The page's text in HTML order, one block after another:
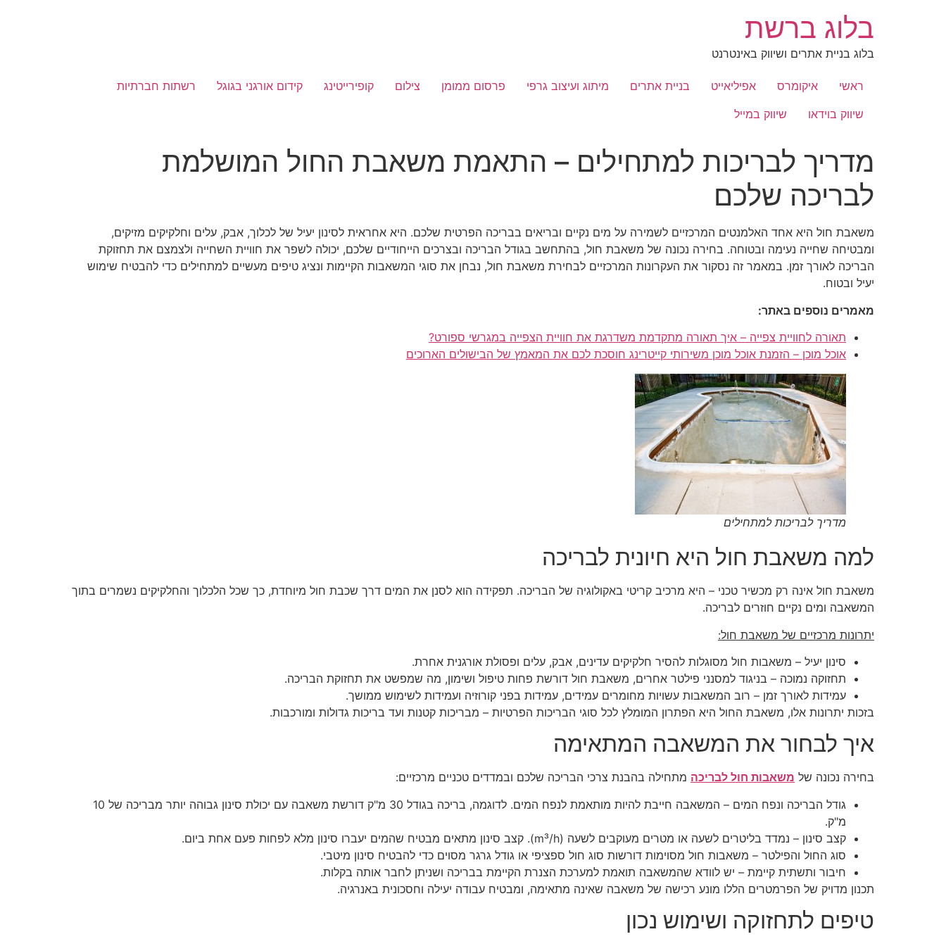
בלוג ברשת
בלוג בניית אתרים ושיווק באינטרנט
ראשי איקומרס אפיליאייט בניית אתרים מיתוג ועיצוב גרפי פרסום ממומן צילום קופירייטינג קידום אורגני בגוגל
רשתות חברתיות
שיווק בוידאו
שיווק במייל
מדריך לבריכות למתחילים – התאמת משאבת החול המושלמת
לבריכה שלכם
משאבת חול היא אחד האלמנטים המרכזיים לשמירה על מים נקיים ובריאים בבריכה הפרטית שלכם. היא אחראית לסינון יעיל של לכלוך, אבק, עלים וחלקיקים מזיקים,
ומבטיחה שחייה נעימה ובטוחה. בחירה נכונה של משאבת חול, בהתחשב בגודל הבריכה ובצרכים הייחודיים שלכם, יכולה לשפר את חוויית השחייה ולצמצם את תחזוקת
הבריכה לאורך זמן. במאמר זה נסקור את העקרונות המרכזיים לבחירת משאבת חול, נבחן את סוגי המשאבות הקיימות ונציג טיפים מעשיים למתחילים כדי להבטיח שימוש
יעיל ובטוח.
מאמרים נוספים באתר:
תאורה לחוויית צפייה – איך תאורה מתקדמת משדרגת את חוויית הצפייה במגרשי ספורט?
אוכל מוכן – הזמנת אוכל מוכן משירותי קייטרינג חוסכת לכם את המאמץ של הבישולים הארוכים
מדריך לבריכות למתחילים
למה משאבת חול היא חיונית לבריכה
משאבת חול אינה רק מכשיר טכני – היא מרכיב קריטי באקולוגיה של הבריכה. תפקידה הוא לסנן את המים דרך שכבת חול מיוחדת, כך שכל הלכלוך והחלקיקים נשמרים בתוך
המשאבה ומים נקיים חוזרים לבריכה.
יתרונות מרכזיים של משאבת חול:
סינון יעיל – משאבות חול מסוגלות להסיר חלקיקים עדינים, אבק, עלים ופסולת אורגנית אחרת.
תחזוקה נמוכה – בניגוד למסנני פילטר אחרים, משאבת חול דורשת פחות טיפול ושימון, מה שמפשט את תחזוקת הבריכה.
עמידות לאורך זמן – רוב המשאבות עשויות מחומרים עמידים, עמידות בפני קורוזיה ועמידות לשימוש ממושך.
בזכות יתרונות אלו, משאבת החול היא הפתרון המומלץ לכל סוגי הבריכות הפרטיות – מבריכות קטנות ועד בריכות גדולות ומורכבות.
איך לבחור את המשאבה המתאימה
בחירה נכונה של משאבות חול לבריכה מתחילה בהבנת צרכי הבריכה שלכם ובמדדים טכניים מרכזיים:
גודל הבריכה ונפח המים – המשאבה חייבת להיות מותאמת לנפח המים. לדוגמה, בריכה בגודל 30 מ"ק דורשת משאבה עם יכולת סינון גבוהה יותר מבריכה של 10
מ"ק.
קצב סינון – נמדד בליטרים לשעה או מטרים מעוקבים לשעה (m³/h). קצב סינון מתאים מבטיח שהמים יעברו סינון מלא לפחות פעם אחת ביום.
סוג החול והפילטר – משאבות חול מסוימות דורשות סוג חול ספציפי או גודל גרגר מסוים כדי להבטיח סינון מיטבי.
חיבור ותשתית קיימת – יש לוודא שהמשאבה תואמת למערכת הצנרת הקיימת בבריכה ושניתן לחבר אותה בקלות.
תכנון מדויק של הפרמטרים הללו מונע רכישה של משאבה שאינה מתאימה, ומבטיח עבודה יעילה וחסכונית באנרגיה.
טיפים לתחזוקה ושימוש נכון